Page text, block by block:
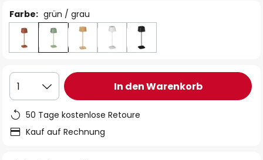
Farbe: grün / grau
1 In den Warenkorb
50 Tage kostenlose Retoure
Kauf auf Rechnung